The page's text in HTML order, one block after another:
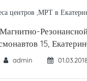
центров ,МРТ в
15,
admin